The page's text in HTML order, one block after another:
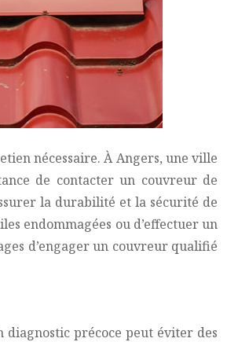
nécessaire. À Angers, une ville
de contacter un couvreur de
la durabilité et la sécurité de
endommagées ou d’effectuer un
d’engager un couvreur qualifié
diagnostic précoce peut éviter des